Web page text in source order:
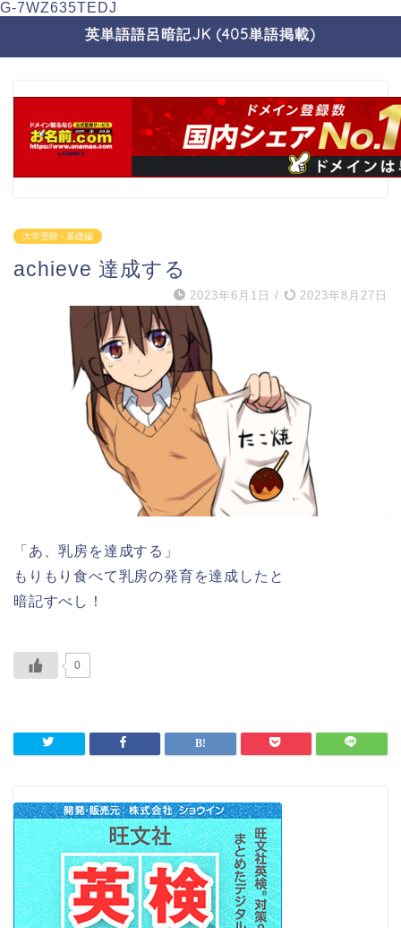
G-7WZ635TEDJ
英単語語呂暗記JK (405単語掲載)
大学受験 - 基礎編
achieve 達成する
2023年6月1日 / 2023年8月27日
「あ、乳房を達成する」
もりもり食べて乳房の発育を達成したと
暗記すべし！
0